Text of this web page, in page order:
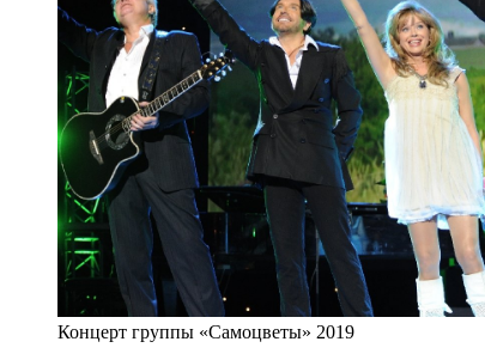
Концерт группы «Самоцветы» 2019